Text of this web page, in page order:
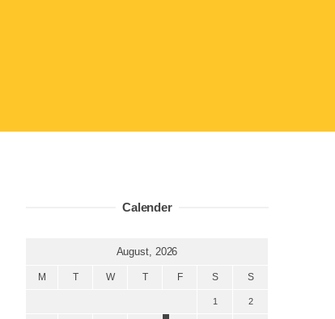
Calender
August, 2026
M T W T F S S
1 2